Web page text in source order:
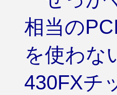
相当の
を使わな
430FXチ